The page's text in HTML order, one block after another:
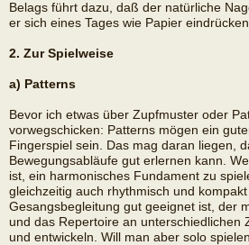
Belags führt dazu, daß der natürliche
er sich eines Tages wie Papier
2. Zur Spielweise
a) Patterns
Bevor ich etwas über Zupfmuster oder
vorwegschicken: Patterns mögen ein
Fingerspiel sein. Das mag daran liegen,
Bewegungsabläufe gut erlernen kann.
ist, ein harmonisches Fundament zu
gleichzeitig auch rhythmisch und
Gesangsbegleitung gut geeignet ist, der
und das Repertoire an unterschiedlichen
und entwickeln. Will man aber solo